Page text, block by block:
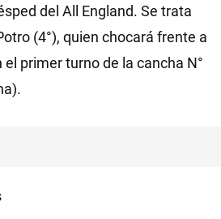
del All England. Se trata
(4°), quien chocará frente a
el primer turno de la cancha N°